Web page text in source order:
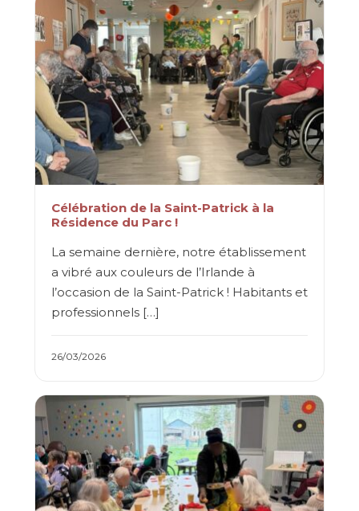
Célébration de la Saint-Patrick à la
Résidence du Parc !
La semaine dernière, notre établissement
a vibré aux couleurs de l’Irlande à
l’occasion de la Saint-Patrick ! Habitants et
professionnels […]
26/03/2026